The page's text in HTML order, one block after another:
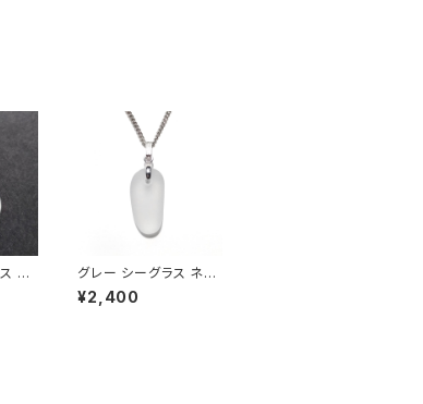
ネ
グレー シーグラス ネッ
クレス BN-83
¥2,400